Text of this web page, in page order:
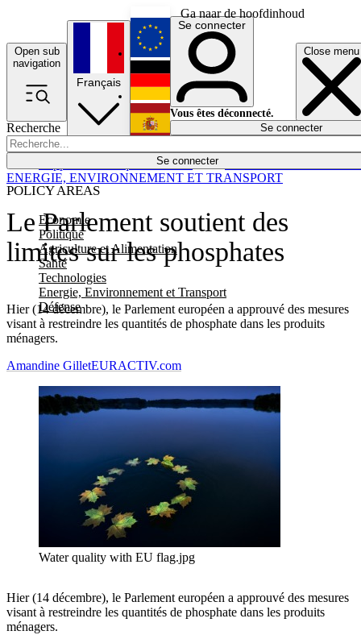
Ga naar de hoofdinhoud
Open sub
navigation
Close menu
Recherche
Se connecter
POLICY AREAS
Economie
Politique
Agriculture et Alimentation
Santé
Technologies
Energie, Environnement et Transport
Défense
Économie
Français
English
Deutsch
Español
Se connecter
Vous êtes déconnecté.
Se connecter
Le Parlement soutient des
limites sur les phosphates
Hier (14 décembre), le Parlement européen a approuvé des mesures
visant à restreindre les quantités de phosphate dans les produits
ménagers.
ENERGIE, ENVIRONNEMENT ET TRANSPORT
Amandine GilletEURACTIV.com
Water quality with EU flag.jpg
Hier (14 décembre), le Parlement européen a approuvé des mesures
visant à restreindre les quantités de phosphate dans les produits
ménagers.